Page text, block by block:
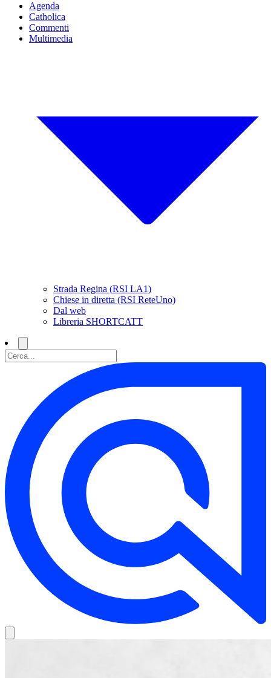
Agenda
Catholica
Commenti
Multimedia
Strada Regina (RSI LA1)
Chiese in diretta (RSI ReteUno)
Dal web
Libreria SHORTCATT